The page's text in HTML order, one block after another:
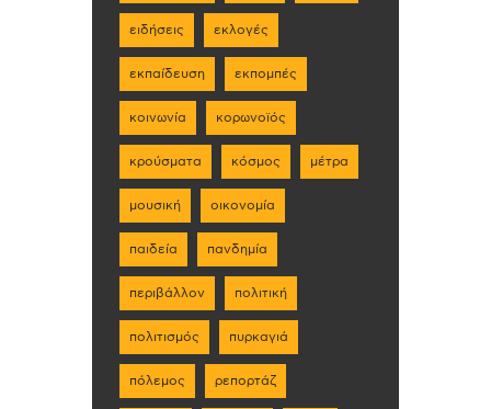
ειδήσεις εκλογές
εκπαίδευση εκπομπές
κοινωνία κορωνοϊός
κρούσματα κόσμος μέτρα
μουσική οικονομία
παιδεία πανδημία
περιβάλλον πολιτική
πολιτισμός πυρκαγιά
πόλεμος ρεπορτάζ